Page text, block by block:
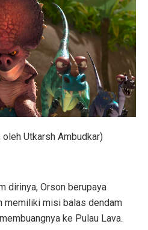
Utkarsh Ambudkar)
dirinya, Orson berupaya
memiliki misi balas dendam
ke Pulau Lava.